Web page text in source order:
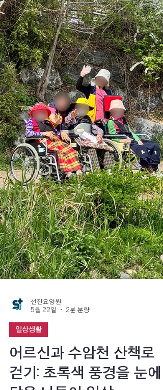
로 남았습니다.익숙한 일상 속에서도 함께하는
사람들과 새로운 경험을 나누면 하루의 풍경은
조금 달라집니다. 어르신들의 웃음과 이야기,
리고 함께 보낸 시간들이 모여 6월의 일상을
욱 풍성하게 채워주었습니다.이번 소식지에는
여름의 한가운데에서 선진요양원 어르신들과
께 나눈 6월의 다양한 순간들을 담았습니다.
께 웃고 이야기를 나누며 만들어간 시원하고
거운 추억이 보호자님께도 기분 좋은 반가움으
로 전해지기를 바랍니다.
선진요양원
5월 22일
2분 분량